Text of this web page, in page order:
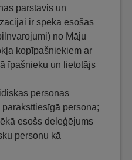
pārstāvis un
ir spēkā esošas
no Māju
kopīpašniekiem ar
īpašnieku un lietotājs
personas
persona;
esošs deleģējums
personu kā